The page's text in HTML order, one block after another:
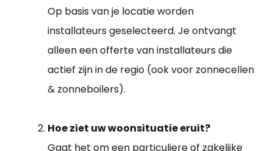
Op basis van je locatie worden
installateurs geselecteerd. Je ontvangt
alleen een offerte van installateurs die
actief zijn in de regio (ook voor zonnecellen
& zonneboilers).
Hoe ziet uw woonsituatie eruit?
Gaat het om een particuliere of zakelijke